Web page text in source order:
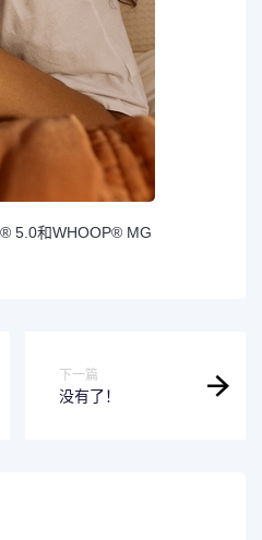
5.0和WHOOP® MG
下一篇
没有了！